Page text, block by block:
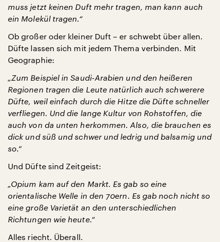
muss jetzt keinen Duft mehr tragen, man kann auch
ein Molekül tragen.“
Ob großer oder kleiner Duft – er schwebt über allen.
Düfte lassen sich mit jedem Thema verbinden. Mit
Geographie:
„Zum Beispiel in Saudi-Arabien und den heißeren
Regionen tragen die Leute natürlich auch schwerere
Düfte, weil einfach durch die Hitze die Düfte schneller
verfliegen. Und die lange Kultur von Rohstoffen, die
auch von da unten herkommen. Also, die brauchen es
dick und süß und schwer und ledrig und balsamig und
so.“
Und Düfte sind Zeitgeist:
„Opium kam auf den Markt. Es gab so eine
orientalische Welle in den 70ern. Es gab noch nicht so
eine große Varietät an den unterschiedlichen
Richtungen wie heute.“
Alles riecht. Überall.